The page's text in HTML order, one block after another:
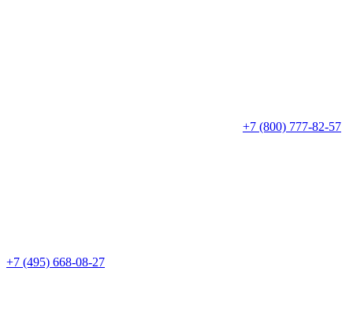
+7 (800) 777-82-57
+7 (495) 668-08-27